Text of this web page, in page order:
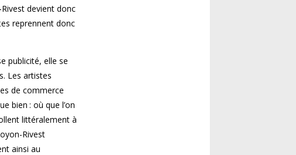
devient donc
reprennent donc
publicité, elle se
Les artistes
de commerce
bien : où que l’on
littéralement à
Rivest
ainsi au